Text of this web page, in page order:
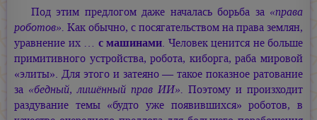
Под этим предлогом даже началась борьба за «права
роботов». Как обычно, с посягательством на права землян,
уравнение их … с машинами. Человек ценится не больше
примитивного устройства, робота, киборга, раба мировой
«элиты». Для этого и затеяно — такое показное ратование
за «бедный, лишённый прав ИИ». Поэтому и произходит
раздувание темы «будто уже появившихся» роботов, в